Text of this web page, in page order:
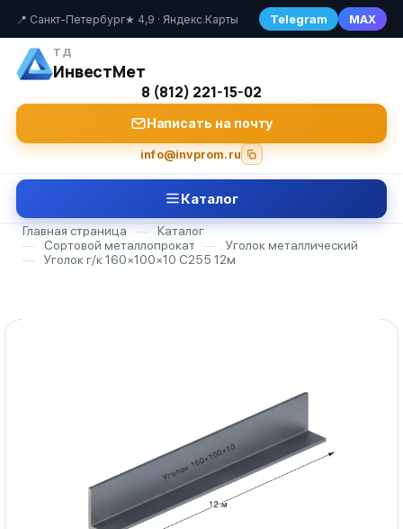
📍 Санкт-Петербург★ 4,9 · Яндекс.Карты Telegram MAX
ТД
ИнвестМет
8 (812) 221-15-02
Написать на почту
info@invprom.ru
Каталог
Главная страница —
Каталог
—
Сортовой металлопрокат —
Уголок металлический
—
Уголок г/к 160×100×10 С255 12м